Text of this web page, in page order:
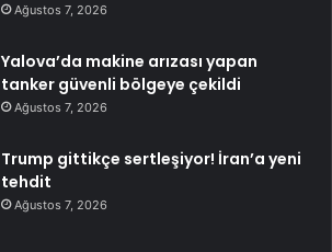
Ağustos 7, 2026
Yalova’da makine arızası yapan
tanker güvenli bölgeye çekildi
Ağustos 7, 2026
Trump gittikçe sertleşiyor! İran’a yeni
tehdit
Ağustos 7, 2026